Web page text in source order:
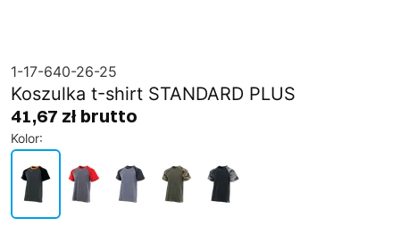
1-17-640-26-25
Koszulka t-shirt STANDARD PLUS
41,67 zł brutto
Kolor: